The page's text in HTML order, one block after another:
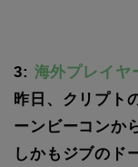
3: 海外プレイヤ
昨日、クリプト
ーンビーコンか
しかもジブのド